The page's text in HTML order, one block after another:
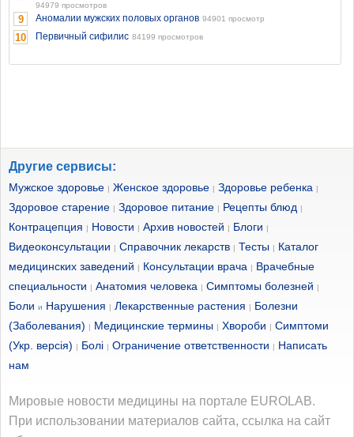
94979 просмотров
9 Аномалии мужских половых органов 94901 просмотр
10 Первичный сифилис 84199 просмотров
Другие сервисы:
Мужское здоровье | Женское здоровье | Здоровье ребенка |
Здоровое старение | Здоровое питание | Рецепты блюд |
Контрацепция | Новости | Архив новостей | Блоги |
Видеоконсультации | Справочник лекарств | Тесты | Каталог
медицинских заведений | Консультации врача | Врачебные
специальности | Анатомия человека | Симптомы болезней |
Боли и Нарушения | Лекарственные растения | Болезни
(Заболевания) | Медицинские термины | Хвороби | Симптоми
(Укр. версія) | Болі | Ограничение ответственности | Написать
нам
Мировые новости медицины на портале EUROLAB.
При использовании материалов сайта, ссылка на сайт